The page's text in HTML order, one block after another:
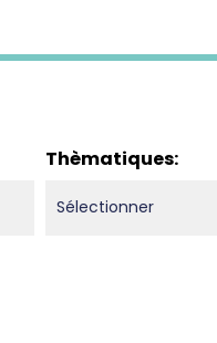
Thèmatiques: